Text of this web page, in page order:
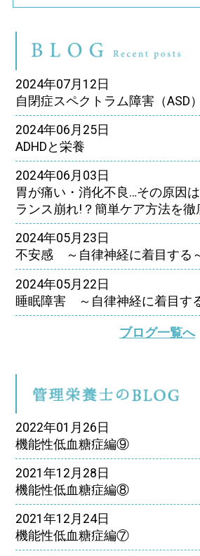
2024年07月12日
自閉症スペクトラム障害（ASD
2024年06月25日
ADHDと栄養
2024年06月03日
胃が痛い・消化不良…その原因
ランス崩れ!？簡単ケア方法を徹
2024年05月23日
不安感 ～自律神経に着目する
2024年05月22日
睡眠障害 ～自律神経に着目す
ブログ一覧へ
2022年01月26日
機能性低血糖症編⑨
2021年12月28日
機能性低血糖症編⑧
2021年12月24日
機能性低血糖症編⑦